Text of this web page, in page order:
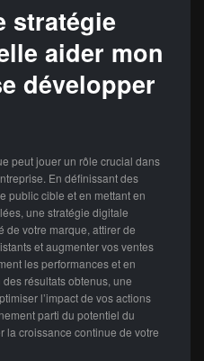
stratégie
aider mon
développer
peut jouer un rôle crucial dans
En définissant des
public cible et en mettant en
une stratégie digitale
de votre marque, attirer de
et augmenter vos ventes
les performances et en
résultats obtenus, une
l’impact de vos actions
parti du potentiel du
la croissance continue de votre